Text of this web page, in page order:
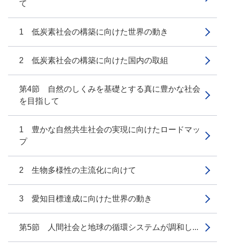
て
1 低炭素社会の構築に向けた世界の動き
2 低炭素社会の構築に向けた国内の取組
第4節 自然のしくみを基礎とする真に豊かな社会
を目指して
1 豊かな自然共生社会の実現に向けたロードマッ
プ
2 生物多様性の主流化に向けて
3 愛知目標達成に向けた世界の動き
第5節 人間社会と地球の循環システムが調和し...